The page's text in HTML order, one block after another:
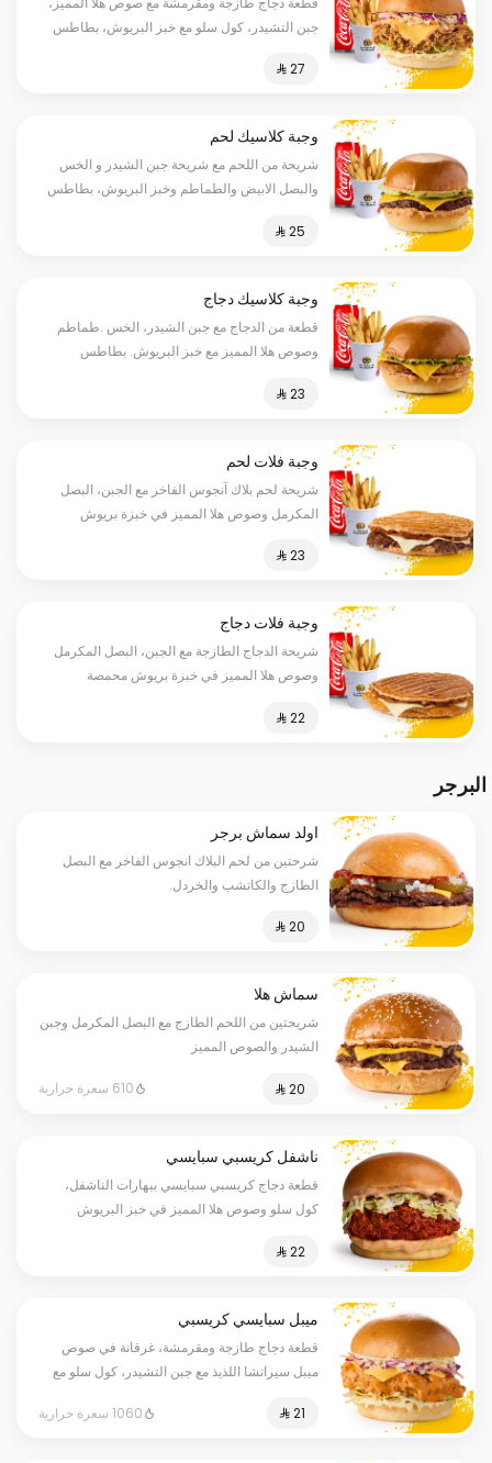
جبن التشيدر، كول سلو مع خبز البريوش، بطاطس
وجبة كلاسيك لحم
شريحة من اللحم مع شريحة جبن الشيدر و الخس
والبصل الابيض والطماطم وخبز البريوش، بطاطس
وجبة كلاسيك دجاج
قطعة من الدجاج مع جبن الشيدر، الخس .طماطم
وصوص هلا المميز مع خبز البريوش. بطاطس
وجبة فلات لحم
شريحة لحم بلاك آنجوس الفاخر مع الجبن، البصل
المكرمل وصوص هلا المميز في خبزة بريوش
وجبة فلات دجاج
شريحة الدجاج الطازجة مع الجبن، البصل المكرمل
وصوص هلا المميز في خبزة بريوش محمصة
⁨⁦‪‬ 22⁩
البرجر
اولد سماش برجر
شرحتين من لحم البلاك انجوس الفاخر مع البصل
الطازج والكاتشب والخردل.
سماش هلا
شريحتين من اللحم الطازج مع البصل المكرمل وجبن
الشيدر والصوص المميز
610 سعرة حرارية
ناشفل كريسبي سبايسي
قطعة دجاج كريسبي سبايسي ببهارات الناشفل،
كول سلو وصوص هلا المميز في خبز البريوش
⁨⁦‪‬ 22⁩
ميبل سبايسي كريسبي
قطعة دجاج طازجة ومقرمشة، غرقانة في صوص
ميبل سيراتشا اللذيذ مع جبن التشيدر، كول سلو مع
1060 سعرة حرارية